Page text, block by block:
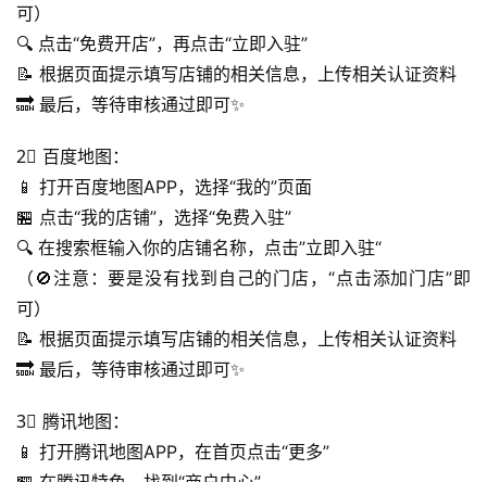
号
卡
百
科
防
诈
知
识
行
业
资
讯
流
登录
投稿
可）
🔍 点击“免费开店”，再点击“立即入驻”
📝 根据页面提示填写店铺的相关信息，上传相关认证资料
🔜 最后，等待审核通过即可✨
2⃣ 百度地图：
📱 打开百度地图APP，选择“我的”页面
🏪 点击“我的店铺”，选择“免费入驻”
🔍 在搜索框输入你的店铺名称，点击”立即入驻“
（🚫注意：要是没有找到自己的门店，“点击添加门店”即
可）
📝 根据页面提示填写店铺的相关信息，上传相关认证资料
🔜 最后，等待审核通过即可✨
3⃣ 腾讯地图：
📱 打开腾讯地图APP，在首页点击“更多”